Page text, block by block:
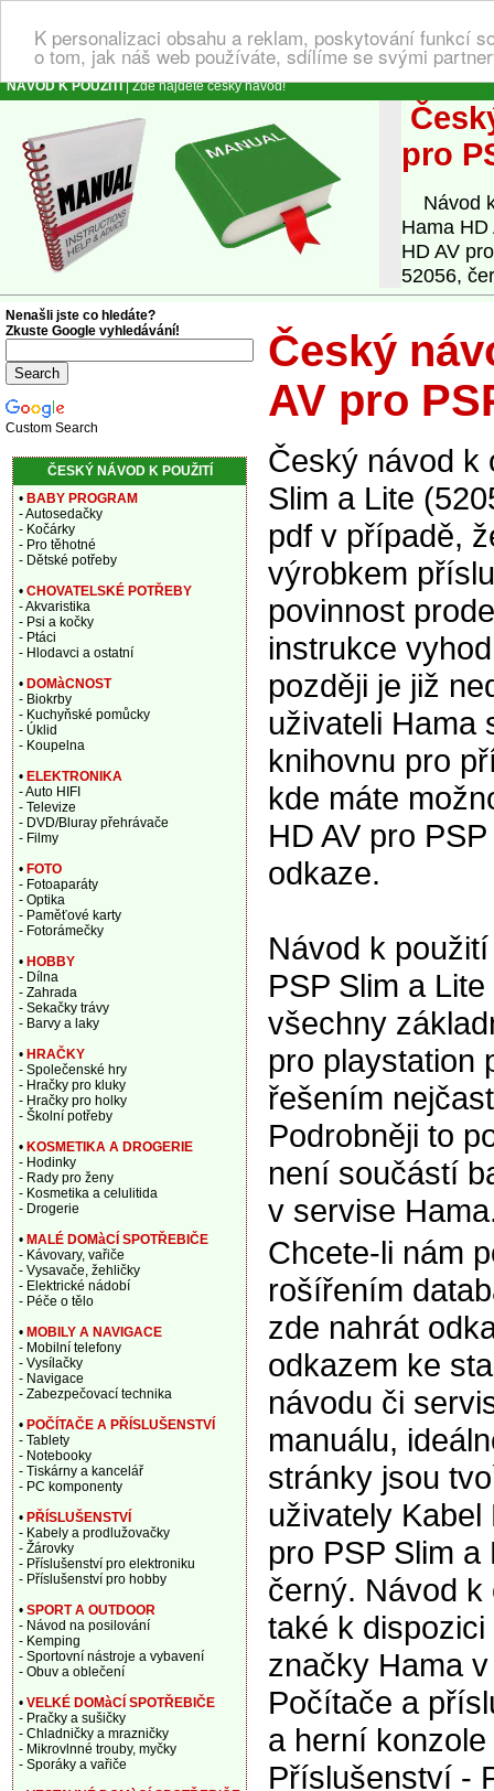
K personalizaci obsahu a reklam, poskytování funkcí
o tom, jak náš web používáte, sdílíme se svými
NÁVOD K POUŽITÍ| Zde najdete český návod!
pro
Návod k
Hama
HD AV
52056,
Český
AV pro
Český návod k
Slim a Lite
pdf v případě,
výrobkem
povinnost
instrukce
později je již
uživateli Hama
knihovnu pro
kde máte
HD AV pro
odkaze.
Návod k
PSP Slim a
všechny
pro playstation
řešením
Podrobněji to
není součástí
v servise
Chcete-li nám
rošířením
zde nahrát
odkazem ke
návodu či
manuálu,
stránky jsou
uživately Kabel
pro PSP Slim a
černý. Návod k
také k
značky Hama
Počítače a
a herní konzole
Příslušenství -
Nenašli jste co hledáte?
Zkuste Google vyhledávání!
Custom Search
ČESKÝ NÁVOD K POUŽITÍ
• BABY PROGRAM
- Autosedačky
- Kočárky
- Pro těhotné
- Dětské potřeby
• CHOVATELSKÉ POTŘEBY
- Akvaristika
- Psi a kočky
- Ptáci
- Hlodavci a ostatní
• DOMàCNOST
- Biokrby
- Kuchyňské pomůcky
- Úklid
- Koupelna
• ELEKTRONIKA
- Auto HIFI
- Televize
- DVD/Bluray přehrávače
- Filmy
• FOTO
- Fotoaparáty
- Optika
- Paměťové karty
- Fotorámečky
• HOBBY
- Dílna
- Zahrada
- Sekačky trávy
- Barvy a laky
• HRAČKY
- Společenské hry
- Hračky pro kluky
- Hračky pro holky
- Školní potřeby
• KOSMETIKA A DROGERIE
- Hodinky
- Rady pro ženy
- Kosmetika a celulitida
- Drogerie
• MALÉ DOMàCÍ SPOTŘEBIČE
- Kávovary, vařiče
- Vysavače, žehličky
- Elektrické nádobí
- Péče o tělo
• MOBILY A NAVIGACE
- Mobilní telefony
- Vysílačky
- Navigace
- Zabezpečovací technika
• POČÍTAČE A PŘÍSLUŠENSTVÍ
- Tablety
- Notebooky
- Tiskárny a kancelář
- PC komponenty
• PŘÍSLUŠENSTVÍ
- Kabely a prodlužovačky
- Žárovky
- Příslušenství pro elektroniku
- Příslušenství pro hobby
• SPORT A OUTDOOR
- Návod na posilování
- Kemping
- Sportovní nástroje a vybavení
- Obuv a oblečení
• VELKÉ DOMàCÍ SPOTŘEBIČE
- Pračky a sušičky
- Chladničky a mrazničky
- Mikrovlnné trouby, myčky
- Sporáky a vařiče